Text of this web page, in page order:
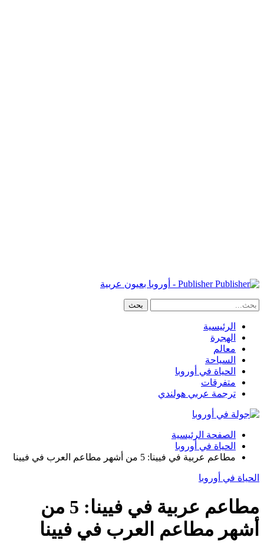
Publisher - أوروبا بعيون عربية
الرئيسية
الهجرة
معالم
السياحة
الحياة في أوروبا
متفرقات
ترجمة عربي هولندي
الصفحة الرئيسية
الحياة في أوروبا
مطاعم عربية في فيينا: 5 من أشهر مطاعم العرب في فيينا
الحياة في أوروبا
مطاعم عربية في فيينا: 5 من
أشهر مطاعم العرب في فيينا